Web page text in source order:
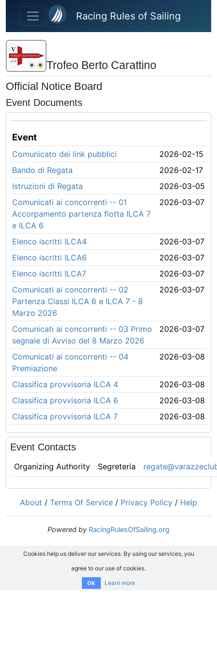
Skip to main content
Racing Rules of Sailing
Trofeo Berto Carattino
Official Notice Board
Event Documents
Event
Comunicato dei link pubblici
2026-02-15
Bando di Regata
2026-02-17
Istruzioni di Regata
2026-03-05
Comunicati ai concorrenti -- 01
Accorpamento partenza flotta ILCA 7
e ILCA 6
2026-03-07
Elenco iscritti ILCA4
2026-03-07
Elenco iscritti ILCA6
2026-03-07
Elenco iscritti ILCA7
2026-03-07
Comunicati ai concorrenti -- 02
Partenza Classi ILCA 6 e ILCA 7 - 8
Marzo 2026
2026-03-07
Comunicati ai concorrenti -- 03 Primo
segnale di Avviso del 8 Marzo 2026
2026-03-07
Comunicati ai concorrenti -- 04
Premiazione
2026-03-08
Classifica provvisoria ILCA 4
2026-03-08
Classifica provvisoria ILCA 6
2026-03-08
Classifica provvisoria ILCA 7
2026-03-08
Event Contacts
Organizing Authority Segreteria
About / Terms Of Service / Privacy Policy / Help
Powered by RacingRulesOfSailing.org
Cookies help us deliver our services. By using our services, you
agree to our use of cookies.
OK Learn more